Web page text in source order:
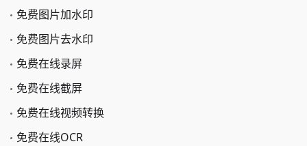
免费图片加水印
免费图片去水印
免费在线录屏
免费在线截屏
免费在线视频转换
免费在线OCR